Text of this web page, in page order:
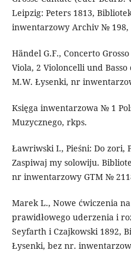
Leipzig: Peters 1813,
inwentarzowy Archіv № 198,
Händel G.F., Concerto
Viola, 2 Violoncelli und
M.W. Łysenki, nr
Księga inwentarzowa № 1
Muzycznego, rkps.
Ławriwski I., Pieśni: Do zori,
Zaspiwaj my solowiju.
nr inwentarzowy GTM №
Marek L., Nowe ćwiczenia
prawidłowego uderzenia і
Seyfarth і Czajkowski 1892,
Łysenki, bez nr.